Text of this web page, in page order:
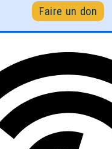
Faire un don